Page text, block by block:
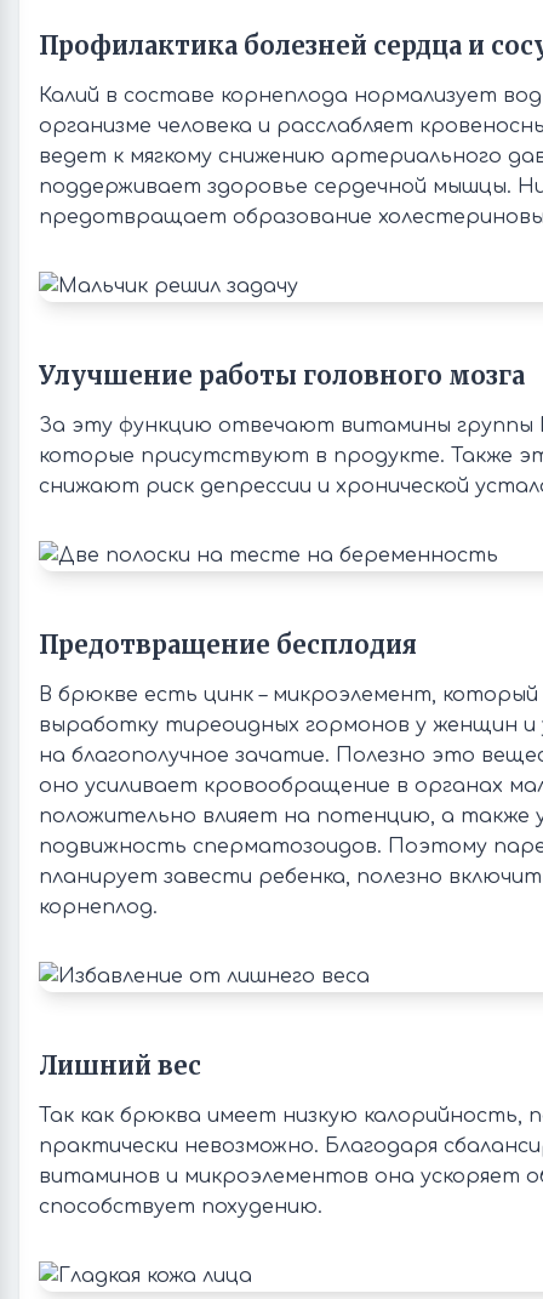
Профилактика болезней сердца и
Калий в составе корнеплода нормализует
организме человека и расслабляет
ведет к мягкому снижению артериального
поддерживает здоровье сердечной мышцы.
предотвращает образование
Улучшение работы головного мозга
За эту функцию отвечают витамины группы
которые присутствуют в продукте. Также
снижают риск депрессии и хронической
Предотвращение бесплодия
В брюкве есть цинк – микроэлемент,
выработку тиреоидных гормонов у женщин и
на благополучное зачатие. Полезно это
оно усиливает кровообращение в органах
положительно влияет на потенцию, а также
подвижность сперматозоидов. Поэтому
планирует завести ребенка, полезно
корнеплод.
Лишний вес
Так как брюква имеет низкую калорийность,
практически невозможно. Благодаря
витаминов и микроэлементов она ускоряет
способствует похудению.